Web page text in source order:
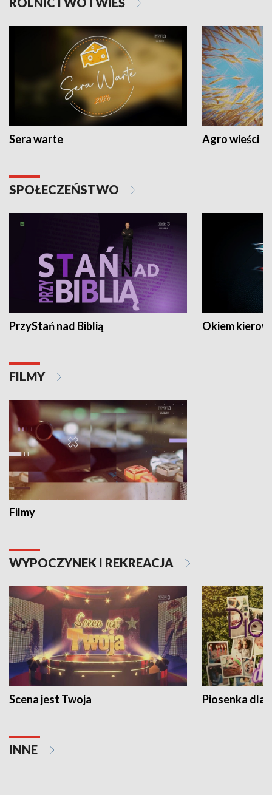
Sera warte Agro wieści
SPOŁECZEŃSTWO
PrzyStań nad Biblią Okiem
FILMY
Filmy
WYPOCZYNEK I REKREACJA
Scena jest Twoja Piosenka dla
INNE